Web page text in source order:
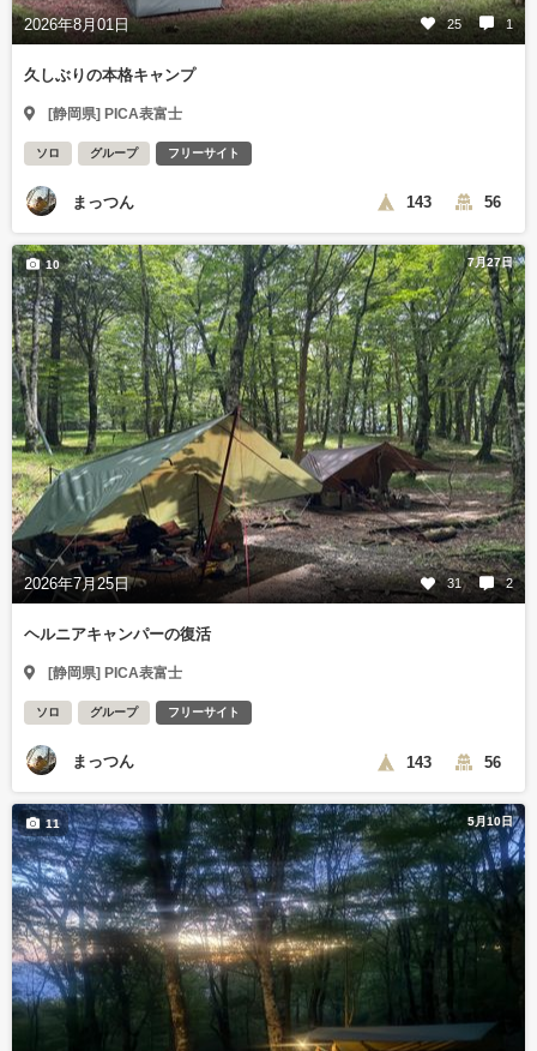
2026年8月01日 25 1
久しぶりの本格キャンプ
[静岡県] PICA表富士
ソロ グループ フリーサイト
まっつん 143 56
7月27日
2026年7月25日 31 2
10
ヘルニアキャンパーの復活
[静岡県] PICA表富士
ソロ グループ フリーサイト
まっつん 143 56
5月10日
11